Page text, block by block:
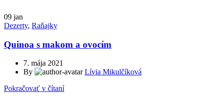
09 jan
Dezerty, Raňajky
Quinoa s makom a ovocím
7. mája 2021
By
Lívia Mikulčíková
Pokračovať v čítaní